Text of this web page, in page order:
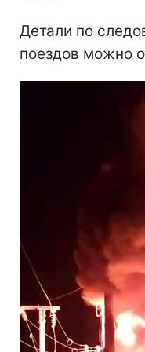
Детали по
поездов можно